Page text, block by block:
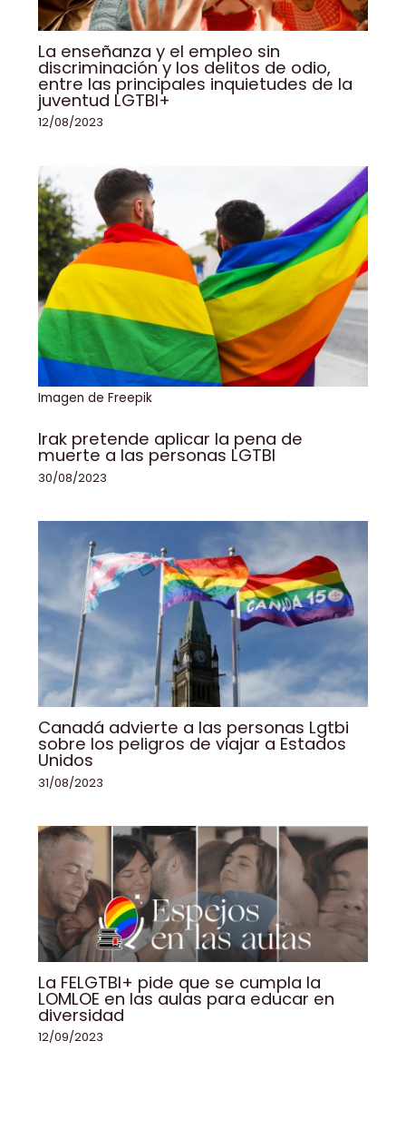
La enseñanza y el empleo sin
discriminación y los delitos de odio,
entre las principales inquietudes de la
juventud LGTBI+
12/08/2023
Imagen de Freepik
Irak pretende aplicar la pena de
muerte a las personas LGTBI
30/08/2023
Canadá advierte a las personas Lgtbi
sobre los peligros de viajar a Estados
Unidos
31/08/2023
La FELGTBI+ pide que se cumpla la
LOMLOE en las aulas para educar en
diversidad
12/09/2023